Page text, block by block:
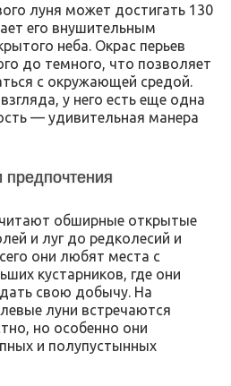
луня может достигать 130
его внушительным
неба. Окрас перьев
до темного, что позволяет
с окружающей средой.
у него есть еще одна
— удивительная манера
обширные открытые
и луг до редколесий и
они любят места с
кустарников, где они
свою добычу. На
луни встречаются
но особенно они
и полупустынных